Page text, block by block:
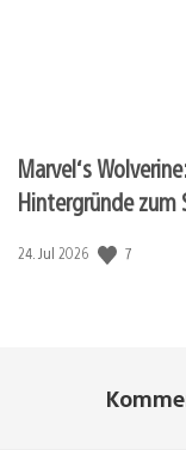
Marvel‘s
Hintergründe zum
Veröffentlichungsdatum:
24. Jul 2026 7